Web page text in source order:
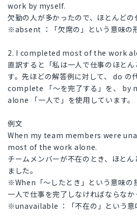
work by myself.
欠勤の人が多かったので、ほとんどの
※absent ：「欠席の」という意味の
2. I completed most of the work
直訳すると「私は一人で仕事のほと
す。先ほどの解答例に対して、 do の
complete 「〜を完了する」を、 by
alone 「一人で」を使用しています。
例文
When my team members were
most of the work alone.
チームメンバーが不在のとき、ほと
ました。
※When「〜したとき」という意味の
一人で仕事を完了しなければならなか
※unavailable ：「不在の」という意